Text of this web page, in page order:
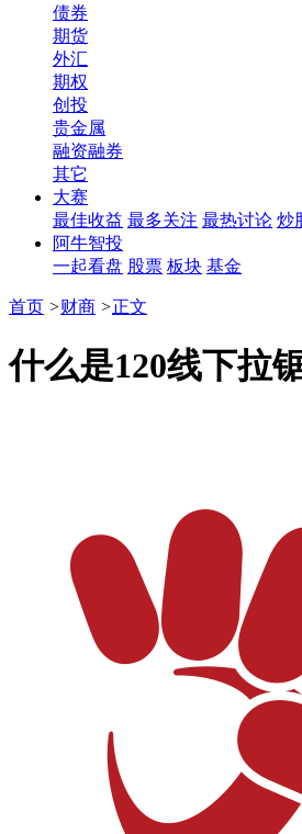
债券
期货
外汇
期权
创投
贵金属
融资融券
其它
大赛
最佳收益 最多关注 最热讨论 炒
阿牛智投
一起看盘 股票 板块 基金
首页 >财商 >正文
什么是120线下拉